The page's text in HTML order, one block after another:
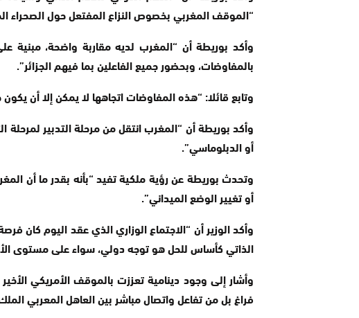
“الموقف المغربي بخصوص النزاع المفتعل حول الصحراء
وأكد بوريطة أن “المغرب لديه مقاربة واضحة، مبنية
بالمفاوضات، وبحضور جميع الفاعلين بما فيهم الجزائر”.
وتابع قائلا: “هذه المفاوضات اتجاهها لا يمكن إلا أن
وأكد بوريطة أن “المغرب انتقل من مرحلة التدبير
أو الدبلوماسي”.
وتحدث بوريطة عن رؤية ملكية تفيد “بأنه بقدر ما أن
أو تغيير الوضع الميداني”.
وأكد الوزير أن “الاجتماع الوزاري الذي عقد اليوم كان
الذاتي كأساس للحل هو توجه دولي، سواء على مستوى
وأشار إلى وجود دينامية تعززت بالموقف الأمريكي
فراغ بل من تفاعل واتصال مباشر بين العاهل المعربي